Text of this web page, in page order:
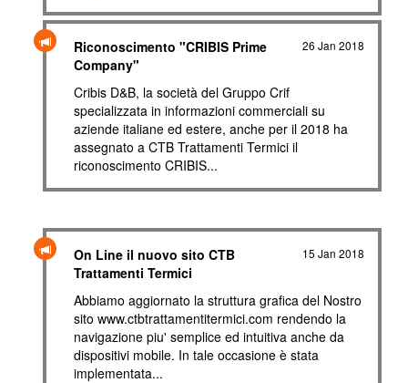
26 Jan 2018
Riconoscimento "CRIBIS Prime
Company"
Cribis D&B, la società del Gruppo Crif
specializzata in informazioni commerciali su
aziende italiane ed estere, anche per il 2018 ha
assegnato a CTB Trattamenti Termici il
riconoscimento CRIBIS...
15 Jan 2018
On Line il nuovo sito CTB
Trattamenti Termici
Abbiamo aggiornato la struttura grafica del Nostro
sito www.ctbtrattamentitermici.com rendendo la
navigazione piu' semplice ed intuitiva anche da
dispositivi mobile. In tale occasione è stata
implementata...